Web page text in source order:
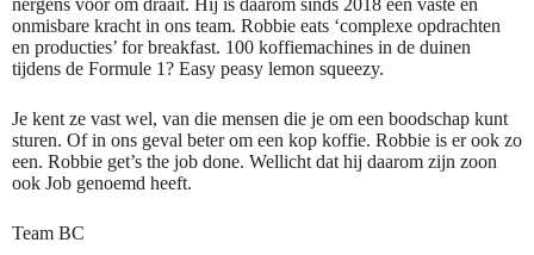
nergens voor om draait. Hij is daarom sinds 2018 een vaste en
onmisbare kracht in ons team. Robbie eats ‘complexe opdrachten
en producties’ for breakfast. 100 koffiemachines in de duinen
tijdens de Formule 1? Easy peasy lemon squeezy.
Je kent ze vast wel, van die mensen die je om een boodschap kunt
sturen. Of in ons geval beter om een kop koffie. Robbie is er ook zo
een. Robbie get’s the job done. Wellicht dat hij daarom zijn zoon
ook Job genoemd heeft.
Team BC